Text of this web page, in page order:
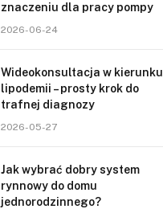
znaczeniu dla pracy pompy
2026-06-24
Wideokonsultacja w kierunku
lipodemii – prosty krok do
trafnej diagnozy
2026-05-27
Jak wybrać dobry system
rynnowy do domu
jednorodzinnego?